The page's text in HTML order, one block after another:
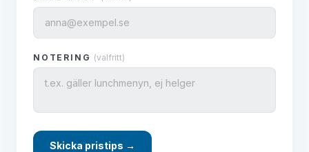
NOTERING (valfritt)
Skicka pristips →